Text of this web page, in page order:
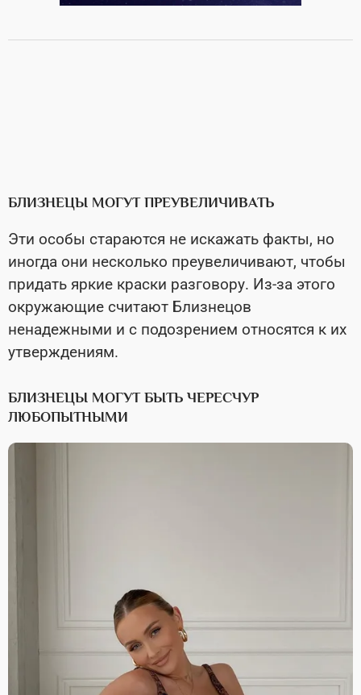
БЛИЗНЕЦЫ МОГУТ ПРЕУВЕЛИЧИВАТЬ
Эти особы стараются не искажать факты, но
иногда они несколько преувеличивают, чтобы
придать яркие краски разговору. Из-за этого
окружающие считают Близнецов
ненадежными и с подозрением относятся к их
утверждениям.
БЛИЗНЕЦЫ МОГУТ БЫТЬ ЧЕРЕСЧУР
ЛЮБОПЫТНЫМИ